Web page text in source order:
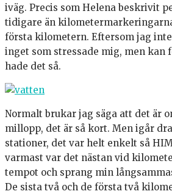
iväg. Precis som Helena beskrivit
tidigare än
första kilometern. Eftersom jag
inget som stressade mig, men kan
hade det så.
Normalt brukar jag säga att det är
millopp, det är så kort. Men igår
stationer, det var helt enkelt så
varmast var det nästan vid
tempot och sprang min
De sista två och de första två